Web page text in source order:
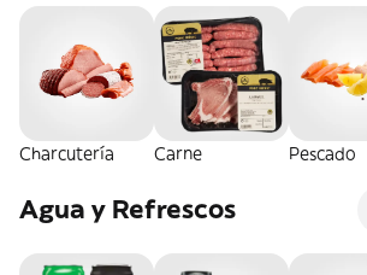
Charcutería Carne Pescado
Agua y Refrescos